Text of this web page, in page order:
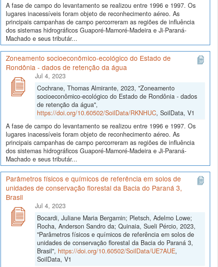
A fase de campo do levantamento se realizou entre 1996 e 1997. Os
lugares inacessíveis foram objeto de reconhecimento aéreo. As
principais campanhas de campo percorreram as regiões de influência
dos sistemas hidrográficos Guaporé-Mamoré-Madeira e Ji-Paraná-
Machado e seus tributár...
Zoneamento socioeconômico-ecológico do Estado de
Rondônia - dados de retenção da água
Jul 4, 2023
Cochrane, Thomas Almirante, 2023, "Zoneamento
socioeconômico-ecológico do Estado de Rondônia - dados
de retenção da água",
https://doi.org/10.60502/SoilData/RKNHUC, SoilData, V1
A fase de campo do levantamento se realizou entre 1996 e 1997. Os
lugares inacessíveis foram objeto de reconhecimento aéreo. As
principais campanhas de campo percorreram as regiões de influência
dos sistemas hidrográficos Guaporé-Mamoré-Madeira e Ji-Paraná-
Machado e seus tributár...
Parâmetros físicos e químicos de referência em solos de
unidades de conservação florestal da Bacia do Paraná 3,
Brasil
Jul 4, 2023
Bocardi, Juliane Maria Bergamin; Pletsch, Adelmo Lowe;
Rocha, Anderson Sandro da; Quinaia, Sueli Pércio, 2023,
"Parâmetros físicos e químicos de referência em solos de
unidades de conservação florestal da Bacia do Paraná 3,
Brasil", https://doi.org/10.60502/SoilData/UE7AUE,
SoilData, V1